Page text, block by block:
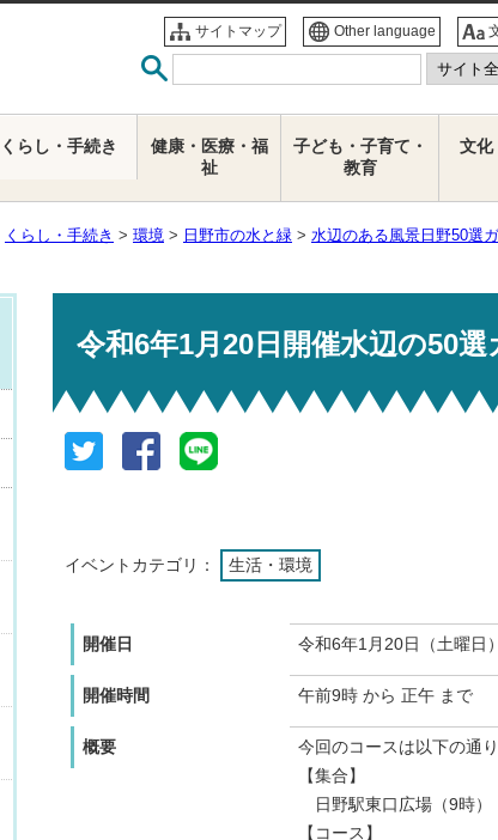
サイトマップ Other language
くらし・手続き
健康・医療・福
祉
子ども・子育て・
教育
文化
くらし・手続き > 環境 > 日野市の水と緑 > 水辺のある風景日野50選
令和6年1月20日開催水辺の50
イベントカテゴリ： 生活・環境
開催日 令和6年1月20日（土曜日）
開催時間 午前9時 から 正午 まで
概要
今回のコースは以下の通り
【集合】
日野駅東口広場（9時）
【コース】